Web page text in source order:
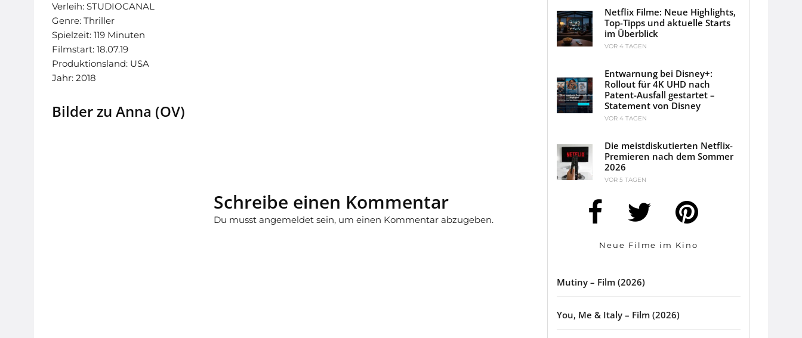
Verleih: STUDIOCANAL
Genre: Thriller
Spielzeit: 119 Minuten
Filmstart: 18.07.19
Produktionsland: USA
Jahr: 2018
Bilder zu Anna (OV)
Schreibe einen Kommentar
Du musstangemeldet sein, um einen Kommentar abzugeben.
Netflix Filme: Neue Highlights,
Top-Tipps und aktuelle Starts
im Überblick
VOR 4 TAGEN
Entwarnung bei Disney+:
Rollout für 4K UHD nach
Patent-Ausfall gestartet –
Statement von Disney
VOR 4 TAGEN
Die meistdiskutierten Netflix-
Premieren nach dem Sommer
2026
VOR 5 TAGEN
Neue Filme im Kino
Mutiny – Film (2026)
You, Me & Italy – Film (2026)